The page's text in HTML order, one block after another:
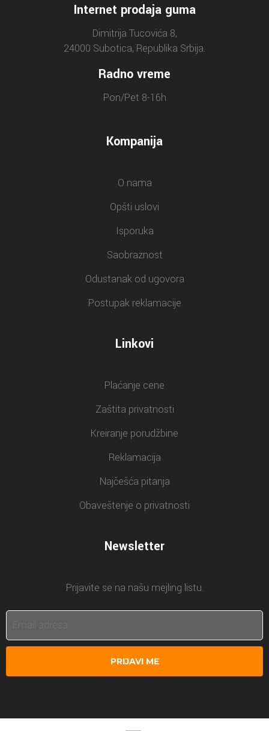
Internet prodaja guma
Dimitrija Tucovića 8,
24000 Subotica, Republika Srbija.
Radno vreme
Pon/Pet 8-16h
Kompanija
O nama
Opšti uslovi
Isporuka
Saobraznost
Odustanak od ugovora
Postupak reklamacije
Linkovi
Plaćanje cene
Zaštita privatnosti
Kreiranje porudžbine
Reklamacija
Najčešća pitanja
Obaveštenje o privatnosti
Newsletter
Prijavite se na našu mejling listu.
PRIJAVI ME